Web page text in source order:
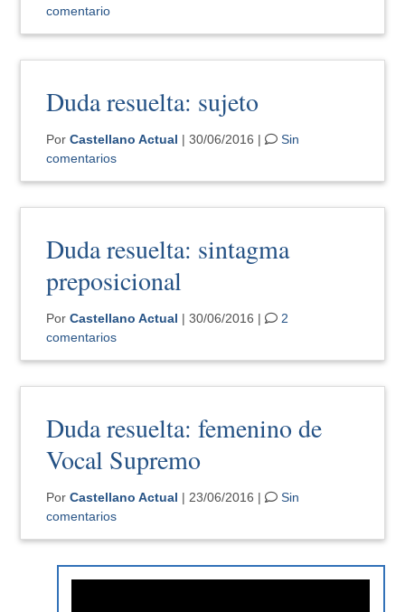
comentario
Duda resuelta: sujeto
PorCastellano Actual | 30/06/2016 |
Sin
comentarios
Duda resuelta: sintagma
preposicional
PorCastellano Actual | 30/06/2016 |
2
comentarios
Duda resuelta: femenino de
Vocal Supremo
PorCastellano Actual | 23/06/2016 |
Sin
comentarios